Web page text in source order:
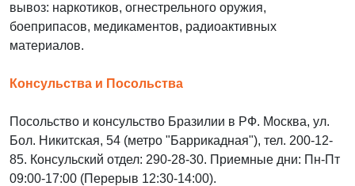
вывоз: наркотиков, огнестрельного оружия,
боеприпасов, медикаментов, радиоактивных
материалов.
Консульства и Посольства
Посольство и консульство Бразилии в РФ. Москва, ул.
Бол. Никитская, 54 (метро "Баррикадная"), тел. 200-12-
85. Консульский отдел: 290-28-30. Приемные дни: Пн-Пт
09:00-17:00 (Перерыв 12:30-14:00).